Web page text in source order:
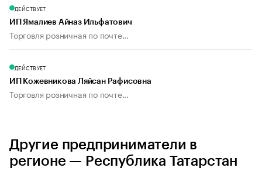
ДЕЙСТВУЕТ
ИП Ямалиев Айназ Ильфатович
Торговля розничная по почте...
ДЕЙСТВУЕТ
ИП Кожевникова Ляйсан Рафисовна
Торговля розничная по почте...
Другие предприниматели в
регионе — Республика Татарстан